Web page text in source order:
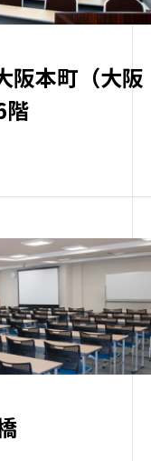
阪本町（大阪
階